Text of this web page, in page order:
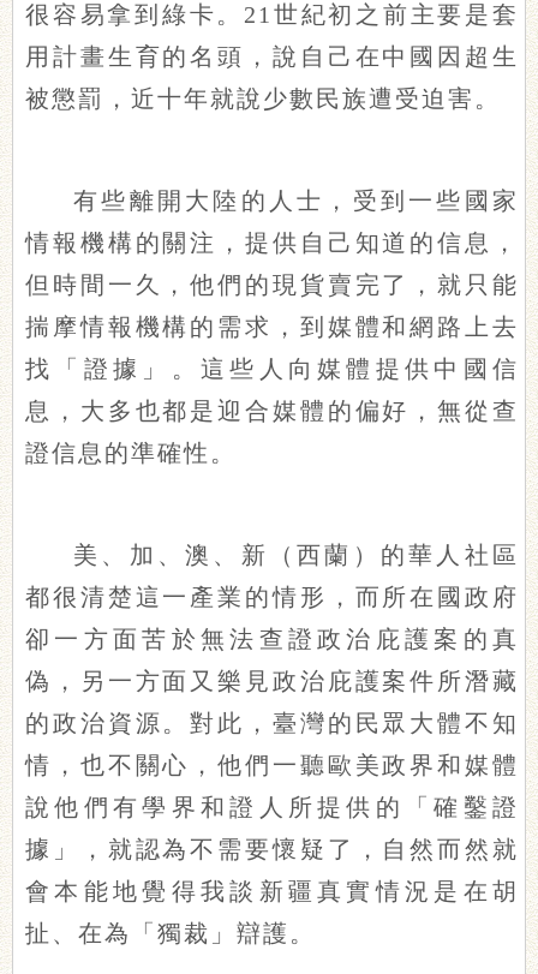
很容易拿到綠卡。21世紀初之前主要是套
用計畫生育的名頭，說自己在中國因超生
被懲罰，近十年就說少數民族遭受迫害。
有些離開大陸的人士，受到一些國家
情報機構的關注，提供自己知道的信息，
但時間一久，他們的現貨賣完了，就只能
揣摩情報機構的需求，到媒體和網路上去
找「證據」。這些人向媒體提供中國信
息，大多也都是迎合媒體的偏好，無從查
證信息的準確性。
美、加、澳、新（西蘭）的華人社區
都很清楚這一產業的情形，而所在國政府
卻一方面苦於無法查證政治庇護案的真
偽，另一方面又樂見政治庇護案件所潛藏
的政治資源。對此，臺灣的民眾大體不知
情，也不關心，他們一聽歐美政界和媒體
說他們有學界和證人所提供的「確鑿證
據」，就認為不需要懷疑了，自然而然就
會本能地覺得我談新疆真實情況是在胡
扯、在為「獨裁」辯護。